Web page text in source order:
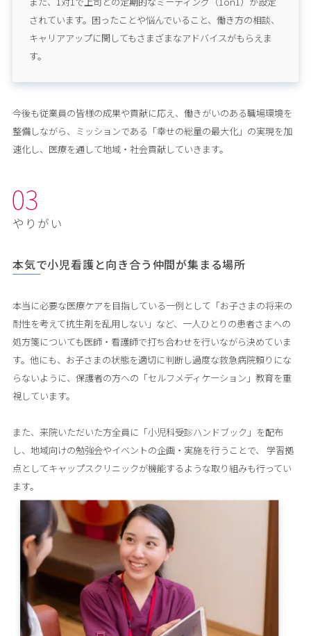
されています。困ったことや悩んでいること、働き方の相談、
キャリアアップに関してもさまざまなアドバイスがもらえま
す。
今後も従業員の皆様の成果や貢献に応え、働きがいのある職場環境を
整備しながら、ミッションである「幸せの総量の最大化」の実現を加
速化し、医療を通して地域・社会貢献していきます。
やりがい
本気で小児看護と向き合う仲間が集まる場所
本当に必要な医療ケアを目指している一例として「お子さまの将来の
耐性を考えて抗生剤を乱用しない」など、一人ひとりの患者さまへの
処方箋についても医師・看護師で打ち合わせを行いながら決めていま
す。他にも、お子さまの状態を適切に判断し過度な救急病院頼りにな
らないように、保護者の方への「セルフメディケーション」教育を重
視しています。
また、来院いただいた方全員に「小児科受診ハンドブック」を配布
し、地域向けの勉強会やイベントの企画・実施を行うことで、 学習拠
点としてキャップスクリニックが機能するような取り組みも行ってい
ます。